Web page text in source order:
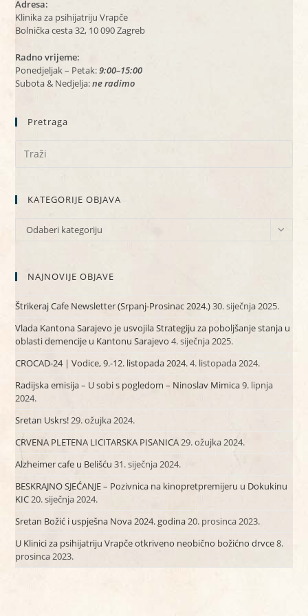
Adresa:
Klinika za psihijatriju Vrapče
Bolnička cesta 32, 10 090 Zagreb
Radno vrijeme:
Ponedjeljak – Petak:9:00–15:00
Subota & Nedjelja:ne radimo
Pretraga
KATEGORIJE OBJAVA
KATEGORIJE
Odaberi kategoriju
NAJNOVIJE OBJAVE
Štrikeraj Cafe Newsletter (Srpanj-Prosinac 2024.)30. siječnja 2025.
Vlada Kantona Sarajevo je usvojila Strategiju za poboljšanje stanja u
oblasti demencije u Kantonu Sarajevo 4. siječnja 2025.
CROCAD-24 | Vodice, 9.-12. listopada 2024.4. listopada 2024.
Radijska emisija – U sobi s pogledom – Ninoslav Mimica9. lipnja
2024.
Sretan Uskrs!29. ožujka 2024.
CRVENA PLETENA LICITARSKA PISANICA29. ožujka 2024.
Alzheimer cafe u Belišću 31. siječnja 2024.
BESKRAJNO SJEĆANJE – Pozivnica na kinopretpremijeru u Dokukinu
KIC20. siječnja 2024.
Sretan Božić i uspješna Nova 2024. godina20. prosinca 2023.
U Klinici za psihijatriju Vrapče otkriveno neobično božićno drvce8.
prosinca 2023.